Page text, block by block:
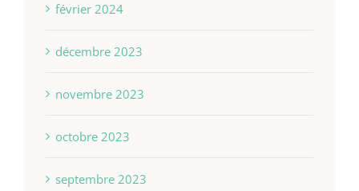
février 2024
décembre 2023
novembre 2023
octobre 2023
septembre 2023